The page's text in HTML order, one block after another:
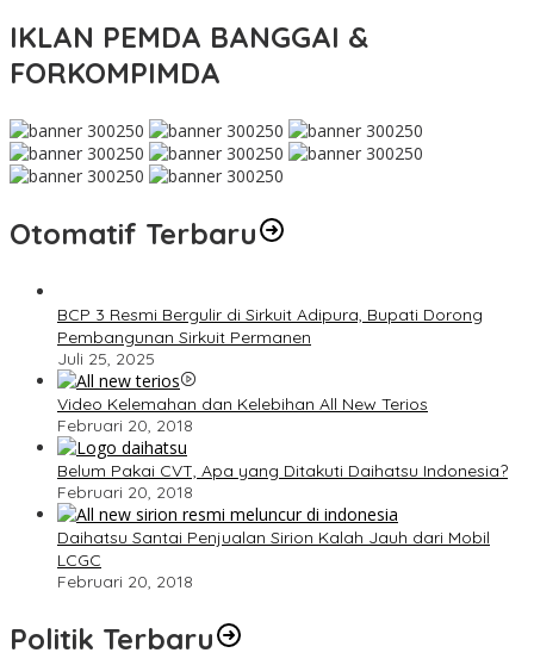
IKLAN PEMDA BANGGAI &
FORKOMPIMDA
Otomatif Terbaru
BCP 3 Resmi Bergulir di Sirkuit Adipura, Bupati Dorong
Pembangunan Sirkuit Permanen
Juli 25, 2025
Video Kelemahan dan Kelebihan All New Terios
Februari 20, 2018
Belum Pakai CVT, Apa yang Ditakuti Daihatsu Indonesia?
Februari 20, 2018
Daihatsu Santai Penjualan Sirion Kalah Jauh dari Mobil
LCGC
Februari 20, 2018
Politik Terbaru